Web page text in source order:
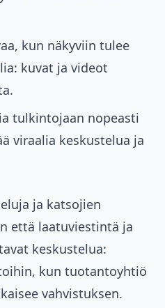
kun näkyviin tulee
kuvat ja videot
tulkintojaan nopeasti
viraalia keskustelua ja
ja katsojien
että laatuviestintä ja
keskustelua:
kun tuotantoyhtiö
vahvistuksen.